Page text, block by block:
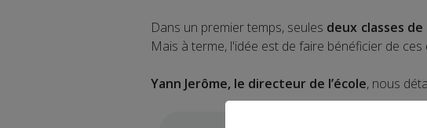
Dans un premier temps, seules deux classes
Mais à terme, l'idée est de faire bénéficier de ces
Yann Jerôme, le directeur de l’école, nous